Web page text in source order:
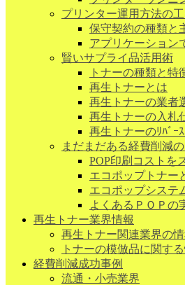
プリンター運用方法の
保守契約の種類と
アプリケーション
賢いサプライ品活用術
トナーの種類と特
再生トナーとは
再生トナーの業者
再生トナーの入札
再生トナーのﾘﾊﾞｰ
まだまだある経費削減
POP印刷コストを
エコポップトナー
エコポップシステ
よくあるＰＯＰの
再生トナー業界情報
再生トナー関連業界の情
トナーの模倣品に関す
経費削減成功事例
流通・小売業界